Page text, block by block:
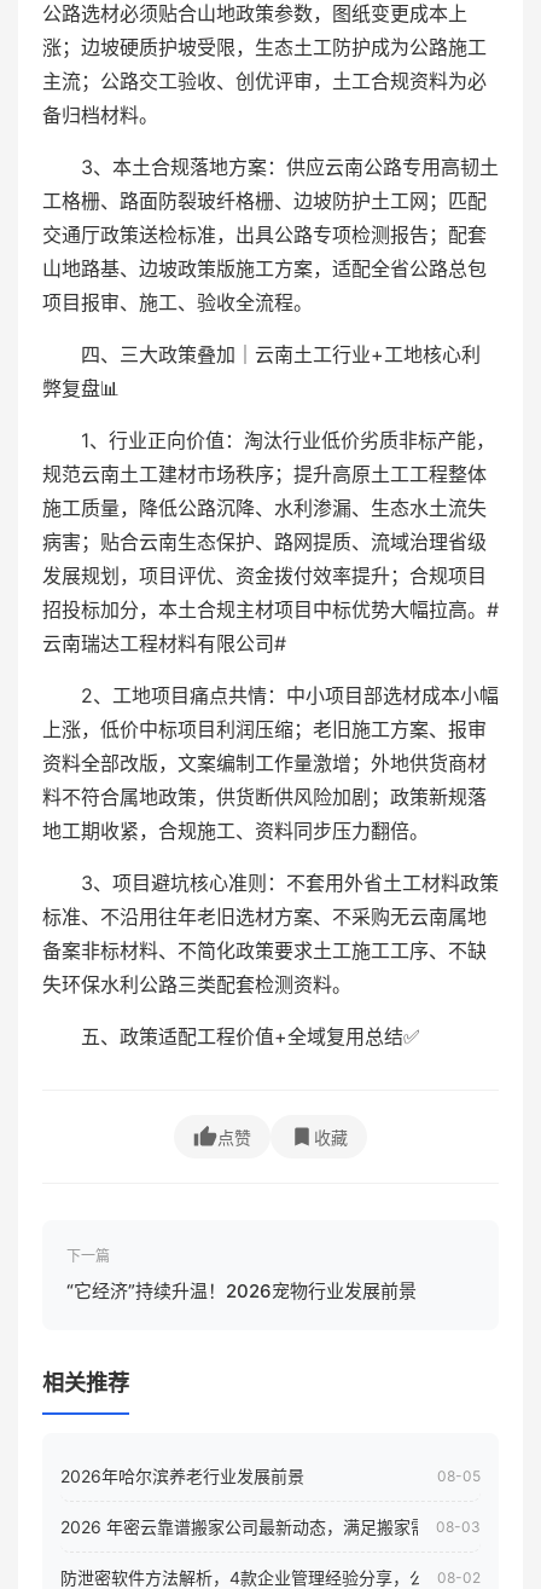
公路选材必须贴合山地政策参数，图纸变更成本上
涨；边坡硬质护坡受限，生态土工防护成为公路施工
主流；公路交工验收、创优评审，土工合规资料为必
备归档材料。
3、本土合规落地方案：供应云南公路专用高韧土
工格栅、路面防裂玻纤格栅、边坡防护土工网；匹配
交通厅政策送检标准，出具公路专项检测报告；配套
山地路基、边坡政策版施工方案，适配全省公路总包
项目报审、施工、验收全流程。
四、三大政策叠加｜云南土工行业+工地核心利
弊复盘📊
1、行业正向价值：淘汰行业低价劣质非标产能，
规范云南土工建材市场秩序；提升高原土工工程整体
施工质量，降低公路沉降、水利渗漏、生态水土流失
病害；贴合云南生态保护、路网提质、流域治理省级
发展规划，项目评优、资金拨付效率提升；合规项目
招投标加分，本土合规主材项目中标优势大幅拉高。#
云南瑞达工程材料有限公司#
2、工地项目痛点共情：中小项目部选材成本小幅
上涨，低价中标项目利润压缩；老旧施工方案、报审
资料全部改版，文案编制工作量激增；外地供货商材
料不符合属地政策，供货断供风险加剧；政策新规落
地工期收紧，合规施工、资料同步压力翻倍。
3、项目避坑核心准则：不套用外省土工材料政策
标准、不沿用往年老旧选材方案、不采购无云南属地
备案非标材料、不简化政策要求土工施工工序、不缺
失环保水利公路三类配套检测资料。
五、政策适配工程价值+全域复用总结✅
点赞 收藏
下一篇
“它经济”持续升温！2026宠物行业发展前景
相关推荐
2026年哈尔滨养老行业发展前景 08-05
2026 年密云靠谱搬家公司最新动态，满足搬家需求！08-03
防泄密软件方法解析，4款企业管理经验分享，公司员工电脑核
08-02